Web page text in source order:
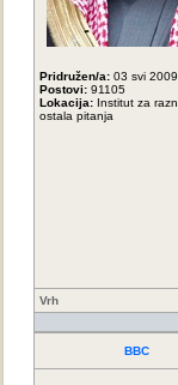
Pridružen/a: 03 svi
Postovi: 91105
Lokacija: Institut za
ostala pitanja
Vrh
BBC